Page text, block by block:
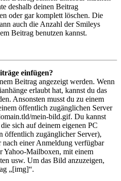
deshalb deinen Beitrag
oder gar komplett löschen. Die
auch die Anzahl der Smileys
Beitrag benutzen kannst.
einfügen?
Beitrag angezeigt werden. Wenn
erlaubt hat, kannst du das
Ansonsten musst du zu einem
öffentlich zugänglichen Server
mein-bild.gif. Du kannst
sich auf deinem eigenen PC
öffentlich zugänglicher Server),
einer Anmeldung verfügbar
Yahoo-Mailboxen, mit einem
usw. Um das Bild anzuzeigen,
„[img]“.